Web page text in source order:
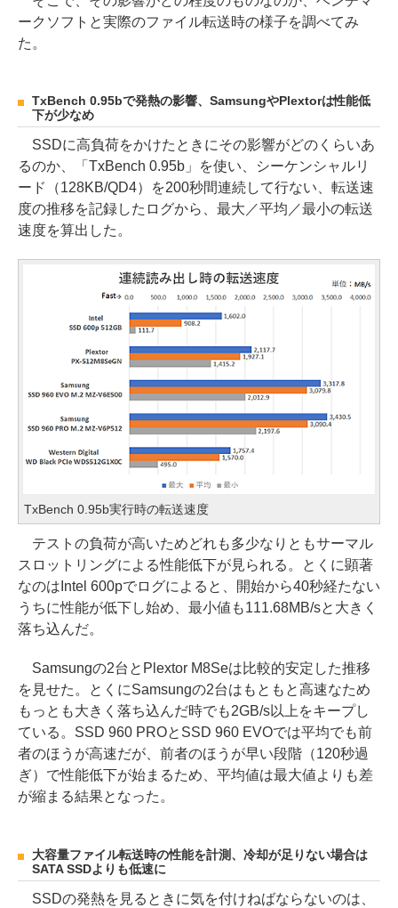
ークソフトと実際のファイル転送時の様子を調べてみ
た。
TxBench 0.95bで発熱の影響、SamsungやPlextorは性能低
下が少なめ
SSDに高負荷をかけたときにその影響がどのくらいあ
るのか、「TxBench 0.95b」を使い、シーケンシャルリ
ード（128KB/QD4）を200秒間連続して行ない、転送速
度の推移を記録したログから、最大／平均／最小の転送
速度を算出した。
TxBench 0.95b実行時の転送速度
テストの負荷が高いためどれも多少なりともサーマル
スロットリングによる性能低下が見られる。とくに顕著
なのはIntel 600pでログによると、開始から40秒経たない
うちに性能が低下し始め、最小値も111.68MB/sと大きく
落ち込んだ。
Samsungの2台とPlextor M8Seは比較的安定した推移
を見せた。とくにSamsungの2台はもともと高速なため
もっとも大きく落ち込んだ時でも2GB/s以上をキープし
ている。SSD 960 PROとSSD 960 EVOでは平均でも前
者のほうが高速だが、前者のほうが早い段階（120秒過
ぎ）で性能低下が始まるため、平均値は最大値よりも差
が縮まる結果となった。
大容量ファイル転送時の性能を計測、冷却が足りない場合は
SATA SSDよりも低速に
SSDの発熱を見るときに気を付けねばならないのは、